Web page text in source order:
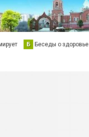
Б Беседы о здоровье